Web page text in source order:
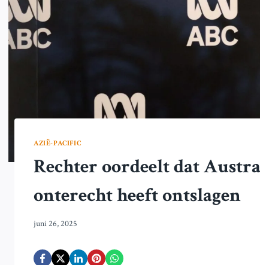
AZIË-PACIFIC
Rechter oordeelt dat
onterecht heeft ontslagen
juni 26, 2025